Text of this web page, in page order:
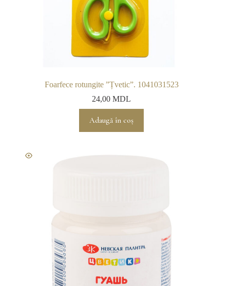
Foarfece rotungite ”Țvetic”. 1041031523
24,00MDL
Adaugă în coș